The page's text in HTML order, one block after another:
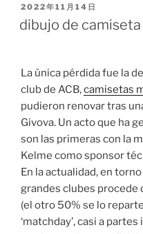
PUBLICADO
EL
2022年11月14日
dibujo de
La única pérdida fue la
club de ACB,camisetas
pudieron renovar tras
Givova. Un acto que ha
son las primeras con la
Kelme como sponsor
En la actualidad, en
grandes clubes
(el otro 50% se lo
‘matchday’, casi a